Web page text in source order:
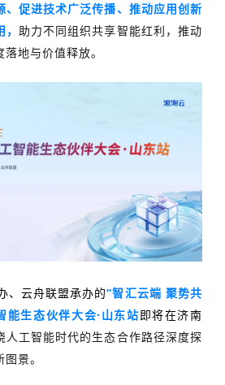
、促进技术广泛传播、推动应用创新
助力不同组织共享智能红利，推动
地与价值释放。
、云舟联盟承办的“智汇云端 聚势共
能生态伙伴大会·山东站即将在济南
人工智能时代的生态合作路径深度探
景。